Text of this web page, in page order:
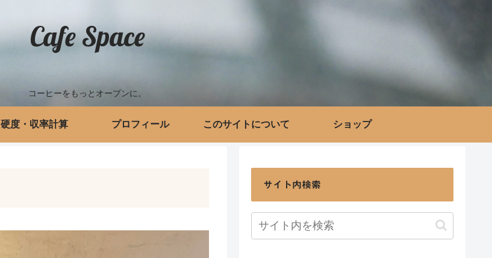
Cafe Space
コーヒーをもっとオープンに。
硬度・収率計算 プロフィール このサイトについて ショップ
サイト内検索